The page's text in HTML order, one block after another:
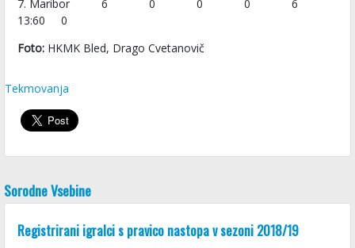
7. Maribor 6 0 0 0 6
13:60 0
Foto: HKMK Bled, Drago Cvetanovič
Tekmovanja
Sorodne Vsebine
Registrirani igralci s pravico nastopa v sezoni 2018/19